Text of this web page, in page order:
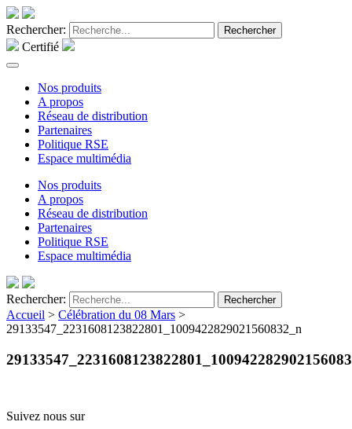
Rechercher: Rechercher
Certifié
Nos produits
A propos
Réseau de distribution
Partenaires
Politique RSE
Espace multimédia
Nos produits
A propos
Réseau de distribution
Partenaires
Politique RSE
Espace multimédia
Rechercher: Rechercher
Accueil > Célébration du 08 Mars >
29133547_2231608123822801_1009422829021560832_n
Suivez nous sur